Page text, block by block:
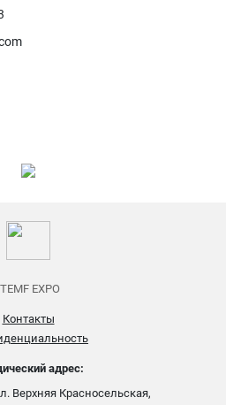
EXPO
Контакты
адрес:
Верхняя Красносельская,